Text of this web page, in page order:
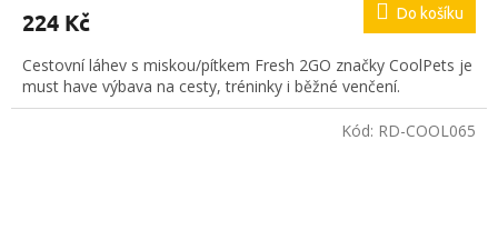
je
z
5
hvězdiček.
224 Kč Do košíku
Cestovní láhev s miskou/pítkem Fresh 2GO značky CoolPets je
must have výbava na cesty, tréninky i běžné venčení.
Kód: RD-COOL065